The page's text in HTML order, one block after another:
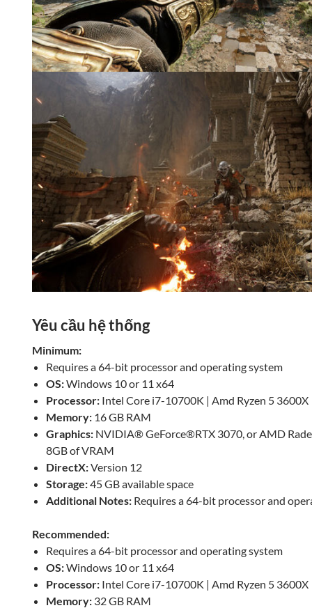
Yêu cầu hệ thống
Minimum:
Requires a 64-bit processor and operating system
OS:Windows 10 or 11 x64
Processor: Intel Core i7-10700K | Amd Ryzen 5 3600X
Memory: 16 GB RAM
Graphics: NVIDIA® GeForce®RTX 3070, or AMD
8GB of VRAM
DirectX:Version 12
Storage:45 GB available space
Additional Notes: Requires a 64-bit processor and
Recommended:
Requires a 64-bit processor and operating system
OS:Windows 10 or 11 x64
Processor: Intel Core i7-10700K | Amd Ryzen 5 3600X
Memory: 32 GB RAM